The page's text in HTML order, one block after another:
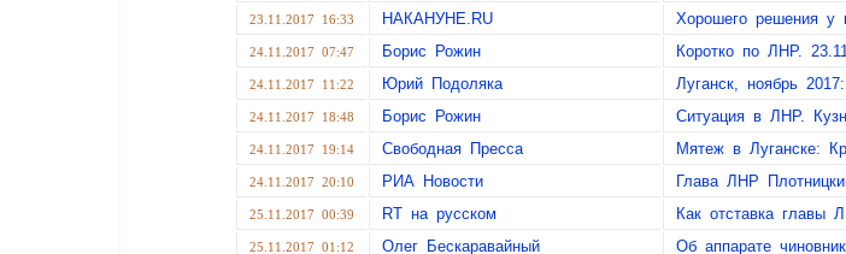
23.11.2017 16:33 НАКАНУНЕ.RU Хорошего решения у
24.11.2017 07:47 Борис Рожин Коротко по ЛНР.
24.11.2017 11:22 Юрий Подоляка Луганск, ноябрь
24.11.2017 18:48 Борис Рожин Ситуация в ЛНР.
24.11.2017 19:14 Свободная Пресса Мятеж в Луганске:
24.11.2017 20:10 РИА Новости Глава ЛНР
25.11.2017 00:39 RT на русском Как отставка главы
25.11.2017 01:12 Олег Бескаравайный Об аппарате